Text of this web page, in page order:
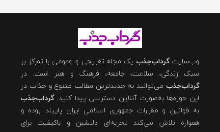
وب‌سایتگرداب‌جذب یک مجله تفریحی و عمومی با تمرکز بر
سبک زندگی، سلامت، جامعه، فرهنگ و هنر است. در
گرداب‌جذب می‌توانید به جدیدترین مطالب متنوع و جذاب در
این حوزه‌ها به‌صورت آنلاین دسترسی پیدا کنید.گرداب‌جذب
به قوانین و مقررات جمهوری اسلامی ایران پایبند بوده و
همواره تلاش می‌کند تجربه‌ای دلنشین و باکیفیت برای